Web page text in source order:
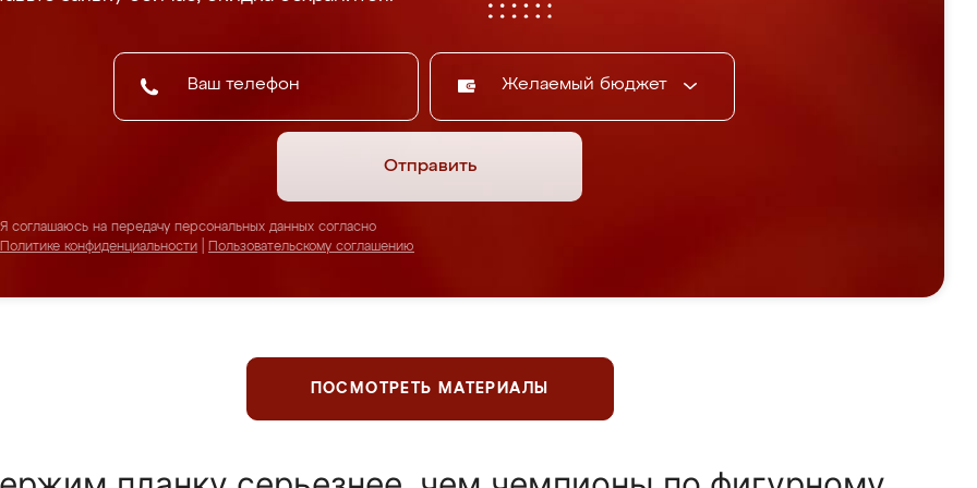
Желаемый бюджет
Отправить
Я соглашаюсь на передачу персональных данных согласно
Политике конфиденциальности
Пользовательскому соглашению
ПОСМОТРЕТЬ МАТЕРИАЛЫ